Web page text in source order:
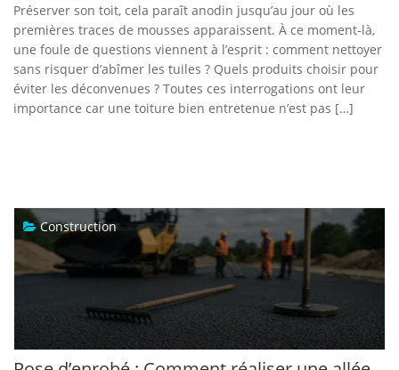
Préserver son toit, cela paraît anodin jusqu’au jour où les
premières traces de mousses apparaissent. À ce moment-là,
une foule de questions viennent à l’esprit : comment nettoyer
sans risquer d’abîmer les tuiles ? Quels produits choisir pour
éviter les déconvenues ? Toutes ces interrogations ont leur
importance car une toiture bien entretenue n’est pas […]
Construction